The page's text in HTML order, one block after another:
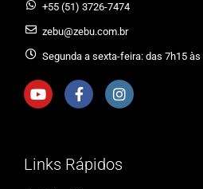
+55 (51) 3726-7474
zebu@zebu.com.br
Segunda a sexta-feira: das 7h15
Links Rápidos